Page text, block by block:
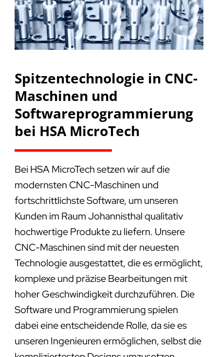
Spitzentechnologie in CNC-
Maschinen und
Softwareprogrammierung
bei HSA MicroTech
Bei HSA MicroTech setzen wir auf die
modernsten CNC-Maschinen und
fortschrittlichste Software, um unseren
Kunden im Raum Johannisthal qualitativ
hochwertige Produkte zu liefern. Unsere
CNC-Maschinen sind mit der neuesten
Technologie ausgestattet, die es ermöglicht,
komplexe und präzise Bearbeitungen mit
hoher Geschwindigkeit durchzuführen. Die
Software und Programmierung spielen
dabei eine entscheidende Rolle, da sie es
unseren Ingenieuren ermöglichen, selbst die